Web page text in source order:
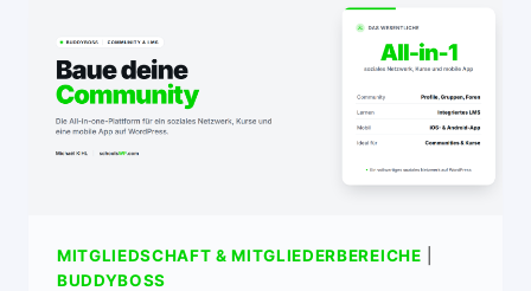
MITGLIEDSCHAFT & MITGLIEDERBEREICHE
BUDDYBOSS